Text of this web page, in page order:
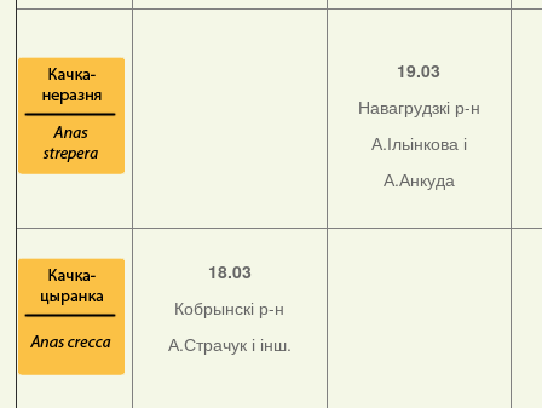
19.03
Навагрудзкі р-н
А.Ільінкова і
А.Анкуда
18.03
Кобрынскі р-н
А.Страчук і інш.